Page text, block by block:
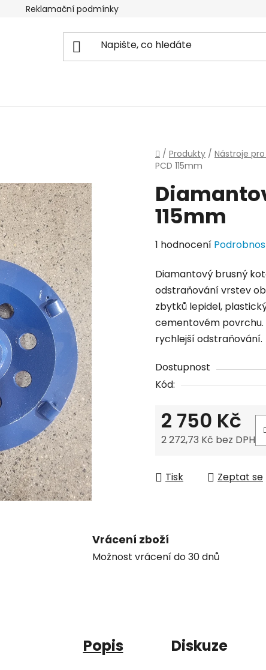
Reklamační podmínky
Domů
/ Produkty / Nástroje
PCD 115mm
115mm
Průměrné
produktu
je
1,0
z
5
1 hodnocení
Diamantový brusný
odstraňování vrstev
zbytků lepidel,
cementovém povrchu.
rychlejší odstraňování.
Dostupnost
Kód:
2 750 Kč
2 272,73 Kč bez DPH
Tisk Zeptat se
Vrácení zboží
Možnost vrácení do 30 dnů
Popis Diskuze